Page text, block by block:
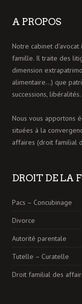
A PROPOS
Notre cabinet
famille. Il traite des
dimension
alimentaire…) que
successions,
Nous vous apportons
situées à la
affaires (droit familial
DROIT DE LA
Pacs – Concubinage
Divorce
Autorité parentale
Tutelle – Curatelle
Droit familial des